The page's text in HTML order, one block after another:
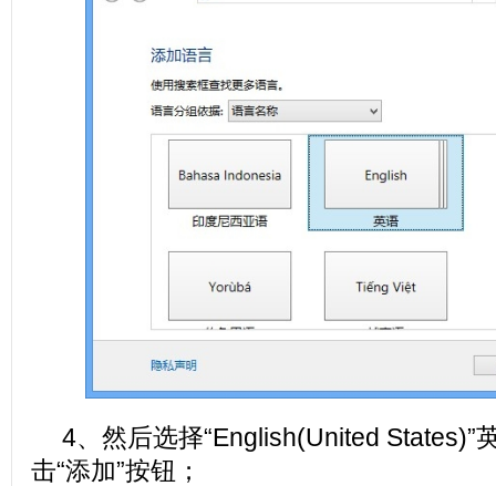
4、然后选择“English(United States)”
击“添加”按钮；